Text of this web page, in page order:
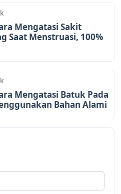
Mengatasi Sakit
Saat Menstruasi, 100%
Mengatasi Batuk Pada
Bahan Alami